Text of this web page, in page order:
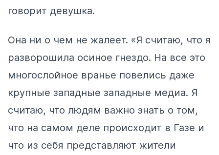
говорит девушка.
Она ни о чем не жалеет. «Я считаю, что я
разворошила осиное гнездо. На все это
многослойное вранье повелись даже
крупные западные западные медиа. Я
считаю, что людям важно знать о том,
что на самом деле происходит в Газе и
что из себя представляют жители